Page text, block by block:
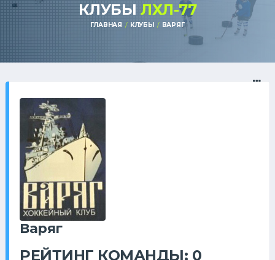
КЛУБЫ ЛХЛ-77
ГЛАВНАЯ КЛУБЫ ВАРЯГ
Варяг
РЕЙТИНГ КОМАНДЫ: 0